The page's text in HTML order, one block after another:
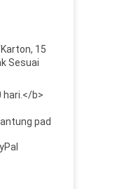
15
Sesuai
hari.</b>
pad